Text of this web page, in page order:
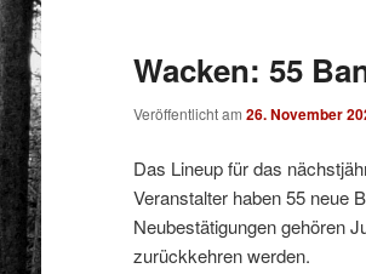
Wacken: 55
Veröffentlicht am 26. November
Das Lineup für das
Veranstalter haben 55 neue
Neubestätigungen gehören
zurückkehren werden.